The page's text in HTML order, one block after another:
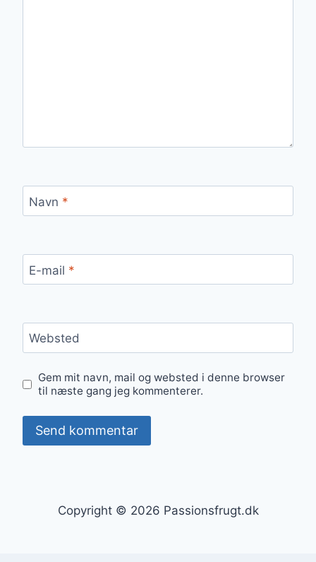
Navn *
E-mail *
Websted
Gem mit navn, mail og websted i denne browser
til næste gang jeg kommenterer.
Copyright © 2026 Passionsfrugt.dk